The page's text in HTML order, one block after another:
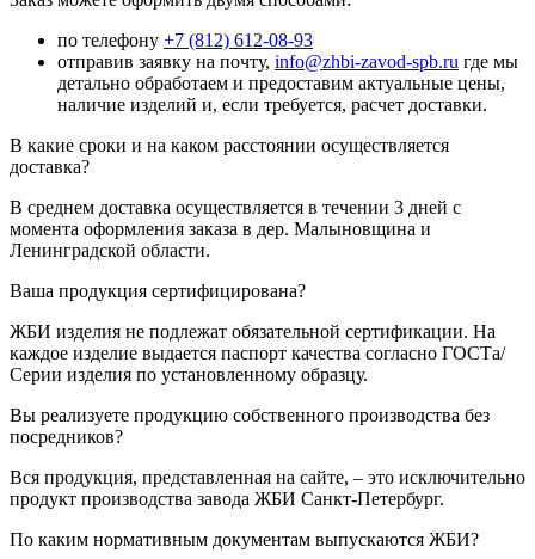
по телефону +7 (812) 612-08-93
отправив заявку на почту, info@zhbi-zavod-spb.ru где мы
детально обработаем и предоставим актуальные цены,
наличие изделий и, если требуется, расчет доставки.
В какие сроки и на каком расстоянии осуществляется
доставка?
В среднем доставка осуществляется в течении 3 дней с
момента оформления заказа в дер. Малыновщина и
Ленинградской области.
Ваша продукция сертифицирована?
ЖБИ изделия не подлежат обязательной сертификации. На
каждое изделие выдается паспорт качества согласно ГОСТа/
Серии изделия по установленному образцу.
Вы реализуете продукцию собственного производства без
посредников?
Вся продукция, представленная на сайте, – это исключительно
продукт производства завода ЖБИ Санкт-Петербург.
По каким нормативным документам выпускаются ЖБИ?